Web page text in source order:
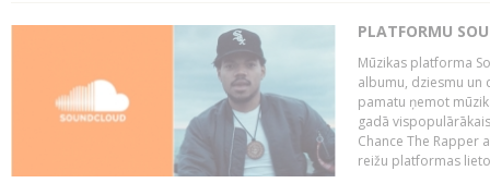
PLATFORMU
Mūzikas platforma
albumu, dziesmu un
pamatu ņemot
gadā
Chance The Rapper
reižu platformas